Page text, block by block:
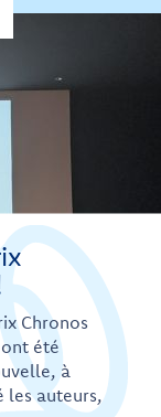
Chronos
été
à
les auteurs,